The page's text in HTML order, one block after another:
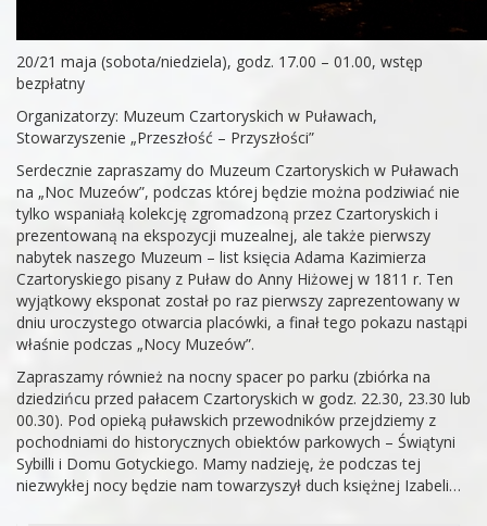
20/21 maja (sobota/niedziela), godz. 17.00 – 01.00, wstęp
bezpłatny
Organizatorzy: Muzeum Czartoryskich w Puławach,
Stowarzyszenie „Przeszłość – Przyszłości”
Serdecznie zapraszamy do Muzeum Czartoryskich w Puławach
na „Noc Muzeów”, podczas której będzie można podziwiać nie
tylko wspaniałą kolekcję zgromadzoną przez Czartoryskich i
prezentowaną na ekspozycji muzealnej, ale także pierwszy
nabytek naszego Muzeum – list księcia Adama Kazimierza
Czartoryskiego pisany z Puław do Anny Hiżowej w 1811 r. Ten
wyjątkowy eksponat został po raz pierwszy zaprezentowany w
dniu uroczystego otwarcia placówki, a finał tego pokazu nastąpi
właśnie podczas „Nocy Muzeów”.
Zapraszamy również na nocny spacer po parku (zbiórka na
dziedzińcu przed pałacem Czartoryskich w godz. 22.30, 23.30 lub
00.30). Pod opieką puławskich przewodników przejdziemy z
pochodniami do historycznych obiektów parkowych – Świątyni
Sybilli i Domu Gotyckiego. Mamy nadzieję, że podczas tej
niezwykłej nocy będzie nam towarzyszył duch księżnej Izabeli…